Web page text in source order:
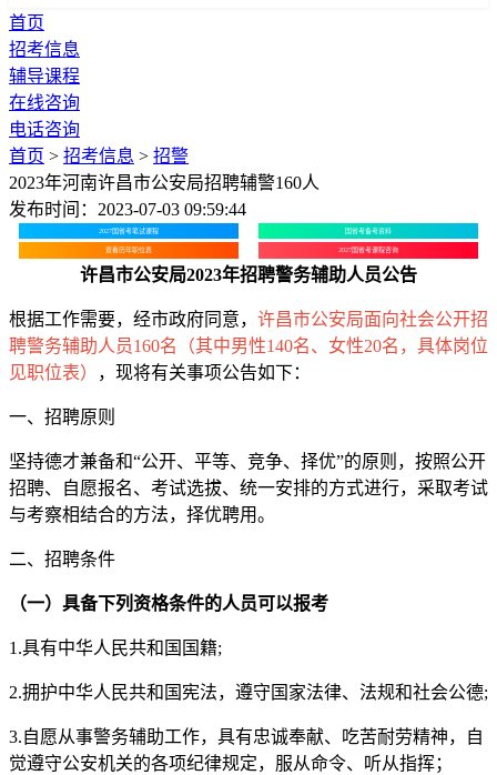
首页
招考信息
辅导课程
在线咨询
电话咨询
首页 > 招考信息 > 招警
2023年河南许昌市公安局招聘辅警160人
发布时间：2023-07-03 09:59:44
2027国省考笔试课程 国省考备考资料
查看历年职位表 2027国省考课程咨询
许昌市公安局2023年招聘警务辅助人员公告
根据工作需要，经市政府同意， 许昌市公安局面向社会公开招
聘警务辅助人员160名（其中男性140名、女性20名，具体岗位
见职位表）
，现将有关事项公告如下：
一、招聘原则
坚持德才兼备和“公开、平等、竞争、择优”的原则，按照公开
招聘、自愿报名、考试选拔、统一安排的方式进行，采取考试
与考察相结合的方法，择优聘用。
二、招聘条件
（一） 具备下列资格条件的人员可以报考
1.具有中华人民共和国国籍;
2.拥护中华人民共和国宪法，遵守国家法律、法规和社会公德;
3.自愿从事警务辅助工作，具有忠诚奉献、吃苦耐劳精神，自
觉遵守公安机关的各项纪律规定，服从命令、听从指挥；